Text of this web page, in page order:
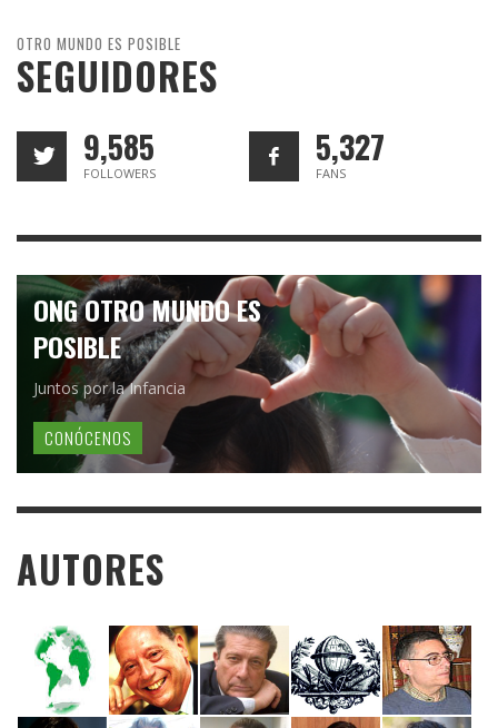
OTRO MUNDO ES POSIBLE
SEGUIDORES
9,585
FOLLOWERS
5,327
FANS
ONG OTRO MUNDO ES
POSIBLE
Juntos por la Infancia
CONÓCENOS
AUTORES